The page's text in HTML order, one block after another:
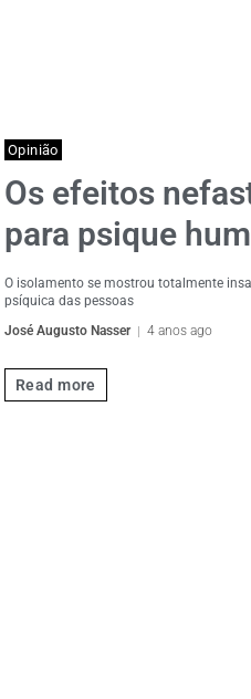
Opinião
Os efeitos
para psique
O isolamento se mostrou totalmente
psíquica das pessoas
José Augusto Nasser
4 anos ago
Read more